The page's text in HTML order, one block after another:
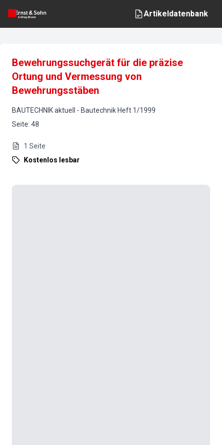
Artikeldatenbank
Bewehrungssuchgerät für die präzise
Ortung und Vermessung von
Bewehrungsstäben
BAUTECHNIK aktuell - Bautechnik Heft 1/1999
Seite: 48
1 Seite
Kostenlos lesbar